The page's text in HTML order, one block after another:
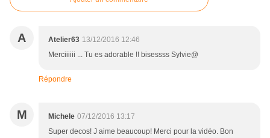
A Atelier63 13/12/2016 12:46
Merciiiiii ... Tu es adorable !! bisessss Sylvie@
Répondre
M Michele 07/12/2016 13:17
Super decos! J aime beaucoup! Merci pour la vidéo. Bon